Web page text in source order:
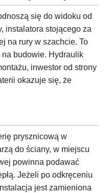
się do widoku od
instalatora stojącego za
na rury w szachcie. To
budowie. Hydraulik
inwestor od strony
okazuje się, że
prysznicową w
do ściany, w miejscu
powinna podawać
Jeżeli po odkręceniu
jest zamieniona